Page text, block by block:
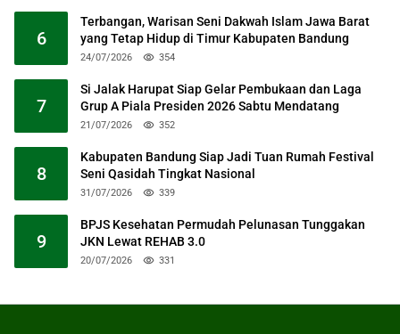
6
Terbangan, Warisan Seni Dakwah Islam Jawa Barat
yang Tetap Hidup di Timur Kabupaten Bandung
24/07/2026 354
7
Si Jalak Harupat Siap Gelar Pembukaan dan Laga
Grup A Piala Presiden 2026 Sabtu Mendatang
21/07/2026 352
8
Kabupaten Bandung Siap Jadi Tuan Rumah Festival
Seni Qasidah Tingkat Nasional
31/07/2026 339
9
BPJS Kesehatan Permudah Pelunasan Tunggakan
JKN Lewat REHAB 3.0
20/07/2026 331